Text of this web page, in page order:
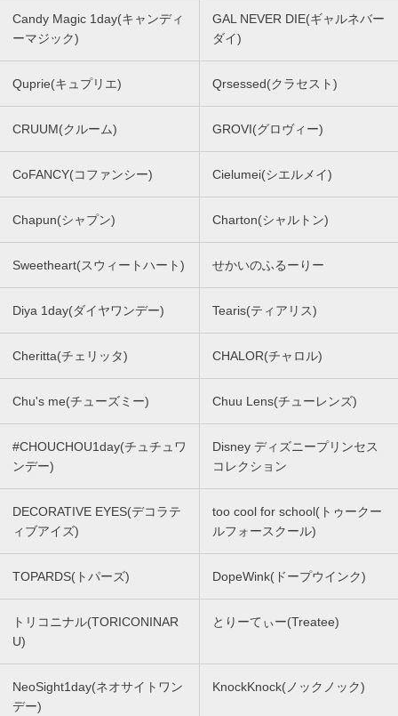
Candy Magic 1day(キャンディ
ーマジック)
GAL NEVER DIE(ギャルネバー
ダイ)
Quprie(キュプリエ) Qrsessed(クラセスト)
CRUUM(クルーム) GROVI(グロヴィー)
CoFANCY(コファンシー) Cielumei(シエルメイ)
Chapun(シャプン) Charton(シャルトン)
Sweetheart(スウィートハート) せかいのふるーりー
Diya 1day(ダイヤワンデー) Tearis(ティアリス)
Cheritta(チェリッタ) CHALOR(チャロル)
Chu's me(チューズミー) Chuu Lens(チューレンズ)
#CHOUCHOU1day(チュチュワ
ンデー)
Disney ディズニープリンセス
コレクション
DECORATIVE EYES(デコラテ
ィブアイズ)
too cool for school(トゥークー
ルフォースクール)
TOPARDS(トパーズ) DopeWink(ドープウインク)
トリコニナル(TORICONINAR
U)
とりーてぃー(Treatee)
NeoSight1day(ネオサイトワン
デー)
KnockKnock(ノックノック)